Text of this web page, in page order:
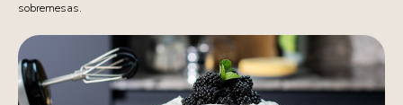
sobremesas.